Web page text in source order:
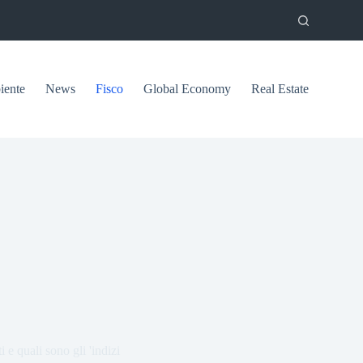
News Fisco Global Economy Real Estate